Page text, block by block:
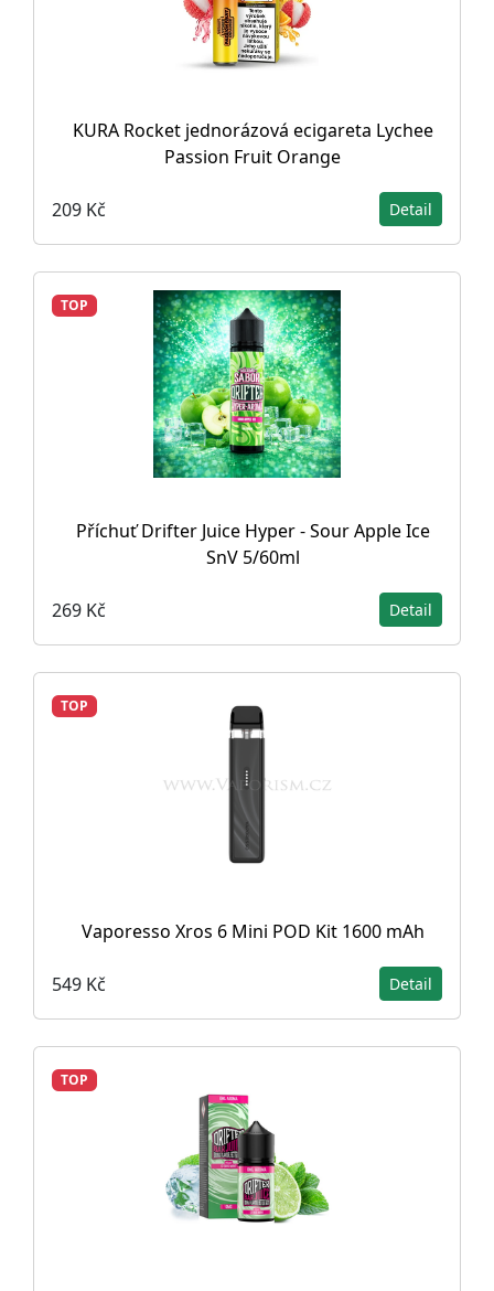
KURA Rocket jednorázová ecigareta Lychee
Passion Fruit Orange
209 Kč Detail
TOP
Příchuť Drifter Juice Hyper - Sour Apple Ice
SnV 5/60ml
269 Kč Detail
TOP
Vaporesso Xros 6 Mini POD Kit 1600 mAh
549 Kč Detail
TOP